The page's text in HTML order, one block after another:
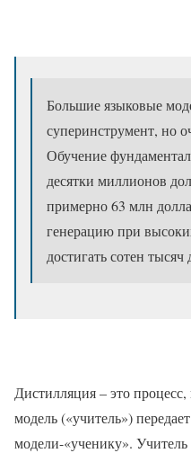
Большие языковые
суперинструмент, но
Обучение
десятки миллионов
примерно 63 млн
генерацию при
достигать сотен
Дистилляция – это
модель («учитель»)
модели-«ученику». Учитель